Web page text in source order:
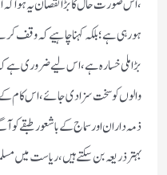
ہو رہی ہے؛ بلکہ کہنا چاہیے کہ وقف
بڑا ملی خسارہ ہے ،اس لیے ضروری
والوں کو سخت سزادی جائے، اس کام
ذمہ داران اور سماج کے با شعور طبقے کو
بہتر ذریعہ بن سکتے ہیں ، ریاست میں